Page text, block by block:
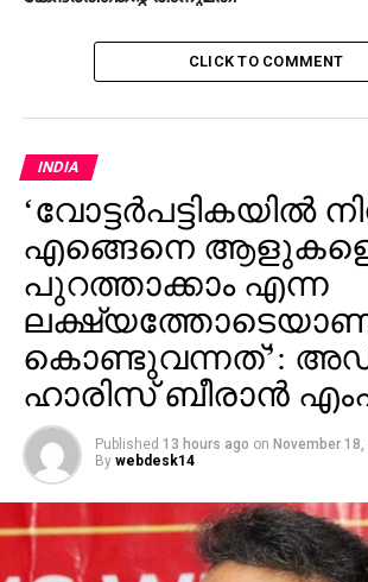
‘വോട്ടര്‍പട്ടികയില്‍
എങ്ങെനെ ആളുകളെ
പുറത്താക്കാം എന്ന
ലക്ഷ്യത്തോടെയാണ്
കൊണ്ടുവന്നത്’:
ഹാരിസ് ബീരാൻ
on November 18,
By webdesk14